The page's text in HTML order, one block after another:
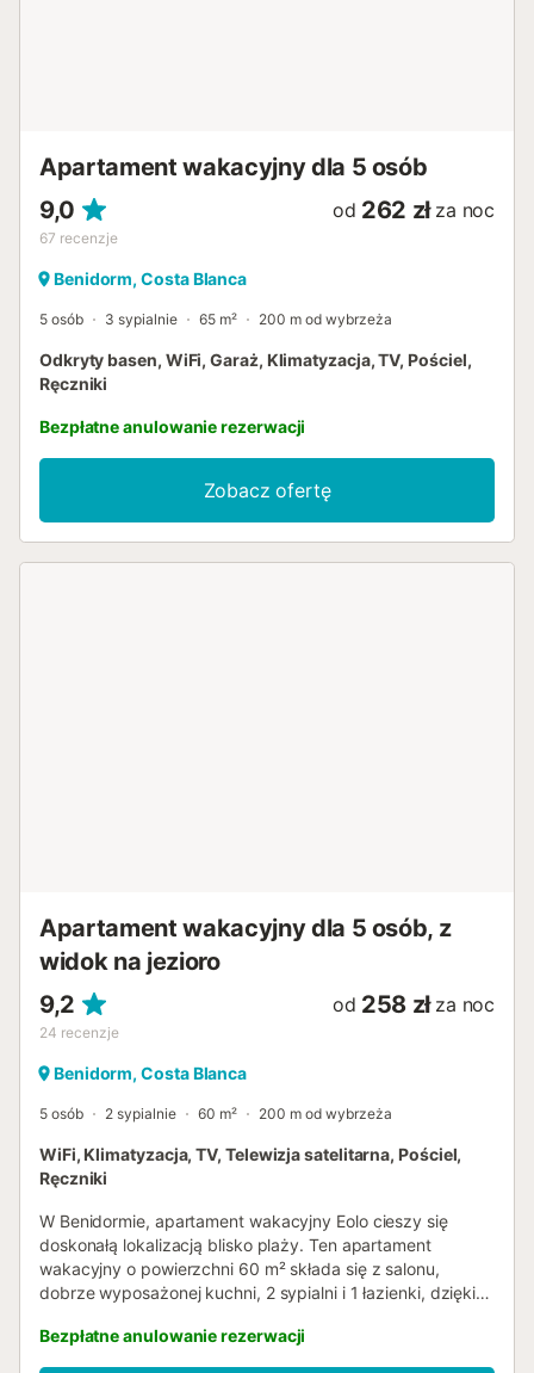
Apartament wakacyjny dla 5 osób
9,0
67 recenzje
od 262 zł za noc
Benidorm, Costa Blanca
5 osób 3 sypialnie 65 m² 200 m od wybrzeża
Odkryty basen, WiFi, Garaż, Klimatyzacja, TV, Pościel,
Ręczniki
Bezpłatne anulowanie rezerwacji
Zobacz ofertę
Apartament wakacyjny dla 5 osób, z
widok na jezioro
9,2
24 recenzje
od 258 zł za noc
Benidorm, Costa Blanca
5 osób 2 sypialnie 60 m² 200 m od wybrzeża
WiFi, Klimatyzacja, TV, Telewizja satelitarna, Pościel,
Ręczniki
W Benidormie, apartament wakacyjny Eolo cieszy się
doskonałą lokalizacją blisko plaży. Ten apartament
wakacyjny o powierzchni 60 m² składa się z salonu,
dobrze wyposażonej kuchni, 2 sypialni i 1 łazienki, dzięki
obejmują Wi-Fi (nadaje się do wideorozmów), klimatyzację
(tylko w częściach wspólnych), telewizor oraz pralkę.
Bezpłatne anulowanie rezerwacji